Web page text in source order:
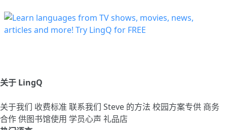
关于 LingQ
关于我们 收费标准 联系我们 Steve 的方法 校园方案专供 商务
合作供图书馆使用 学员心声 礼品店